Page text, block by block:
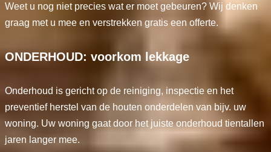
Weet u nog niet precies wat er moet gebeuren? Wij denken
graag met u mee en verstrekken gratis een offerte.
ONDERHOUD: voorkom lekkage
Onderhoud is gericht op de reiniging, inspectie en het
preventief herstel van de houten onderdelen van bijv. uw
woning. Uw woning gaat door het juiste onderhoud tientallen
jaren langer mee.